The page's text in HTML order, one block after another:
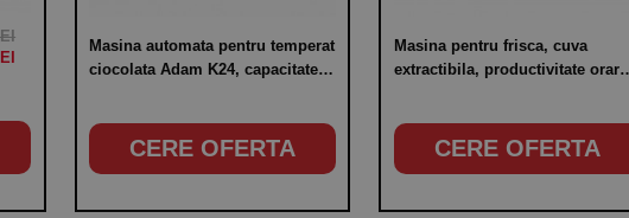
Masina automata pentru temperat
ciocolata Adam K24, capacitate
CERE OFERTA
Masina pentru frisca, cuva
extractibila, productivitate orara
CERE OFERTA